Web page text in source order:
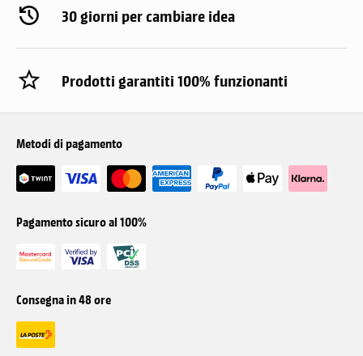
30 giorni per cambiare idea
Prodotti garantiti 100% funzionanti
Metodi di pagamento
Pagamento sicuro al 100%
Consegna in 48 ore